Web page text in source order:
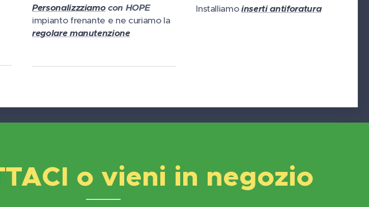
Personalizzziamocon HOPE
impianto frenante e ne curiamo la
regolare manutenzione
Installiamoinserti antiforatura
o vieni in negozio